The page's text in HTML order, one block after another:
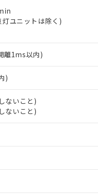
ユニットは除く)
離1ms以内)
)
ないこと)
ないこと)